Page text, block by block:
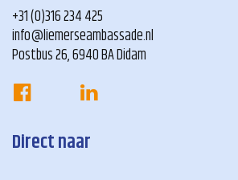
+31 (0)316 234 425
info@liemerseambassade.nl
Postbus 26, 6940 BA Didam
Direct naar